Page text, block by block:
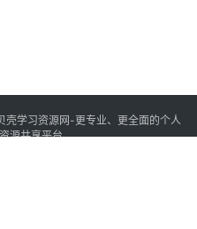
学习资源网-更专业、更全面的个人
源共享平台